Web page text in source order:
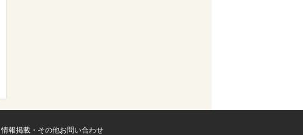
報掲載・その他お問い合わせ